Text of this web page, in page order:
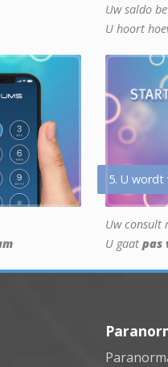
Uw saldo
U hoort
5. U wordt
Uw consult
U gaat pas